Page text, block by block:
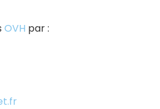
OVH par :